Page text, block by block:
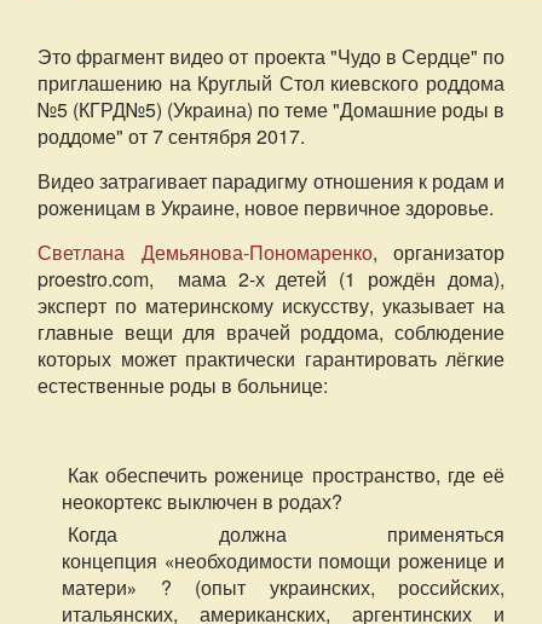
Это фрагмент видео от проекта "Чудо в Сердце" по
приглашению на Круглый Стол киевского роддома
№5 (КГРД№5) (Украина) по теме "Домашние роды в
роддоме" от 7 сентября 2017.
Видео затрагивает парадигму отношения к родам и
роженицам в Украине, новое первичное здоровье.
Светлана Демьянова-Пономаренко, организатор
proestro.com, мама 2-х детей (1 рождён дома),
эксперт по материнскому искусству, указывает на
главные вещи для врачей роддома, соблюдение
которых может практически гарантировать лёгкие
естественные роды в больнице:
Как обеспечить роженице пространство, где её
неокортекс выключен в родах?
Когда должна применяться
концепция «необходимости помощи роженице и
матери» ? (опыт украинских, российских,
итальянских, американских, аргентинских и